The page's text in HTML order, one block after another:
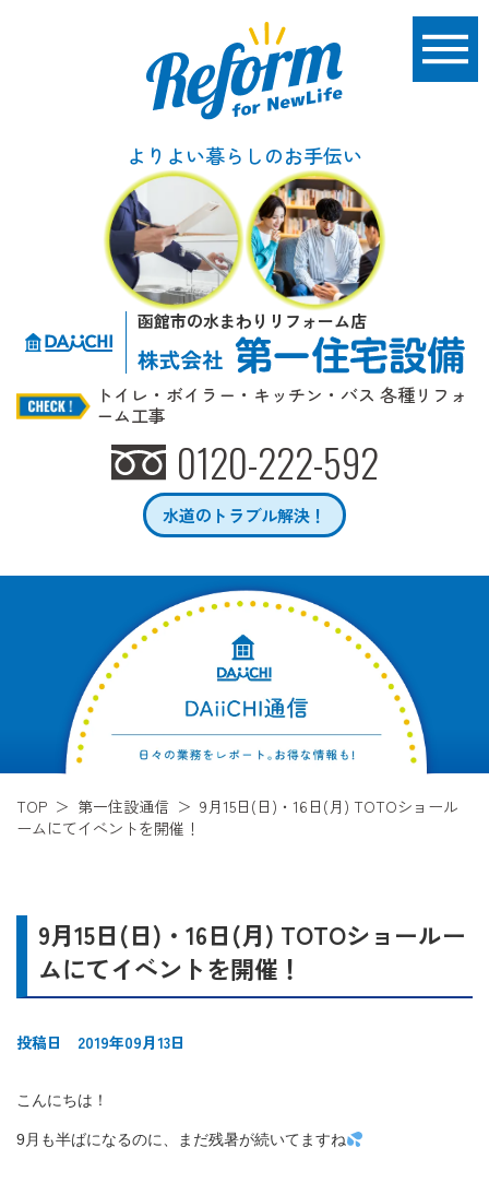
よりよい暮らしのお手伝い
函館市の水まわりリフォーム店
トイレ・ボイラー・キッチン・バス 各種リフォ
ーム工事
0120-222-592
水道のトラブル解決！
TOP 第一住設通信
9月15日(日)・16日(月) TOTOショール
ームにてイベントを開催！
9月15日(日)・16日(月) TOTOショールー
ムにてイベントを開催！
投稿日 2019年09月13日
こんにちは！
9月も半ばになるのに、まだ残暑が続いてますね